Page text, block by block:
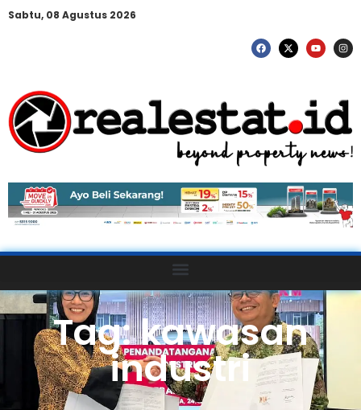
Sabtu, 08 Agustus 2026
Tag: kawasan
industri